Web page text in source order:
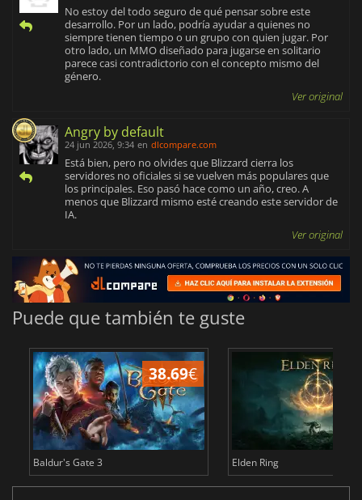
No estoy del todo seguro de qué pensar sobre este
desarrollo. Por un lado, podría ayudar a quienes no
siempre tienen tiempo o un grupo con quien jugar. Por
otro lado, un MMO diseñado para jugarse en solitario
parece casi contradictorio con el concepto mismo del
género.
Ver original
Angry by default
24 jun 2026, 9:34 en dlcompare.com
Está bien, pero no olvides que Blizzard cierra los
servidores no oficiales si se vuelven más populares que
los principales. Eso pasó hace como un año, creo. A
menos que Blizzard mismo esté creando este servidor de
IA.
Ver original
Puede que también te guste
38.69€
Baldur's Gate 3 Elden Ring